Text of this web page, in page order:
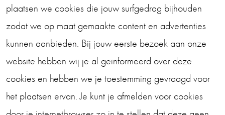
plaatsen we cookies die jouw surfgedrag bijhouden
zodat we op maat gemaakte content en advertenties
kunnen aanbieden. Bij jouw eerste bezoek aan onze
website hebben wij je al geïnformeerd over deze
cookies en hebben we je toestemming gevraagd voor
het plaatsen ervan. Je kunt je afmelden voor cookies